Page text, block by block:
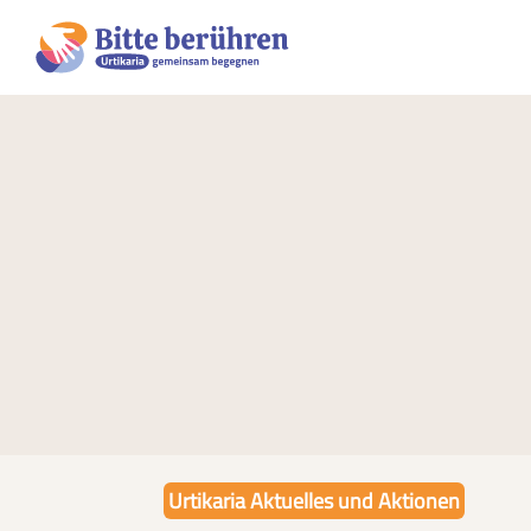
Urtikaria Aktuelles und Aktionen